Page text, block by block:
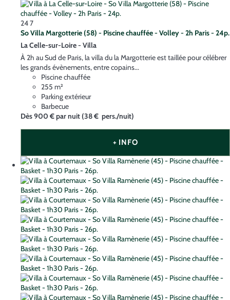
247
So Villa Margotterie (58) - Piscine chauffée - Volley - 2h Paris - 24p.
La Celle-sur-Loire - Villa
À 2h au Sud de Paris, la villa du la Margotterie est taillée pour célébrer
les grands évènements, entre copains...
Piscine chauffée
255 m²
Parking extérieur
Barbecue
Dès900 €par nuit(38 € pers./nuit)
+ INFO